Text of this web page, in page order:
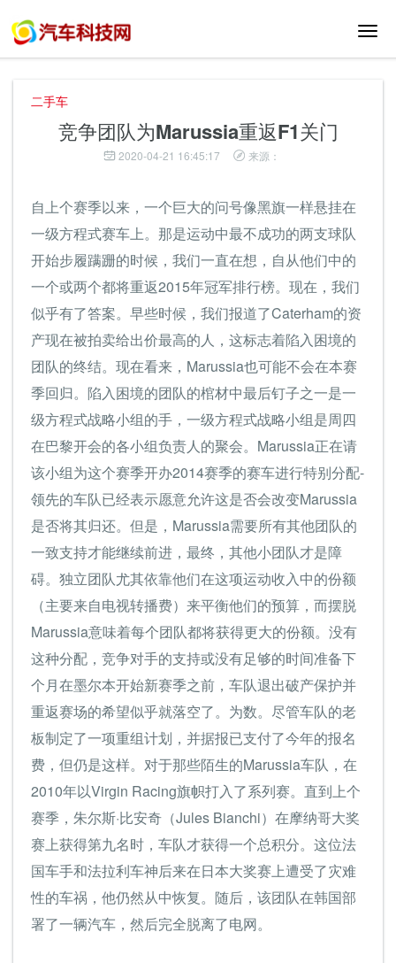
切
二手车
竞争团队为Marussia重返F1关门
2020-04-21 16:45:17 来源：
自上个赛季以来，一个巨大的问号像黑旗一样悬挂在
一级方程式赛车上。那是运动中最不成功的两支球队
开始步履蹒跚的时候，我们一直在想，自从他们中的
一个或两个都将重返2015年冠军排行榜。现在，我们
似乎有了答案。早些时候，我们报道了Caterham的资
产现在被拍卖给出价最高的人，这标志着陷入困境的
团队的终结。现在看来，Marussia也可能不会在本赛
季回归。陷入困境的团队的棺材中最后钉子之一是一
级方程式战略小组的手，一级方程式战略小组是周四
在巴黎开会的各小组负责人的聚会。Marussia正在请
该小组为这个赛季开办2014赛季的赛车进行特别分配-
领先的车队已经表示愿意允许这是否会改变Marussia
是否将其归还。但是，Marussia需要所有其他团队的
一致支持才能继续前进，最终，其他小团队才是障
碍。独立团队尤其依靠他们在这项运动收入中的份额
（主要来自电视转播费）来平衡他们的预算，而摆脱
Marussia意味着每个团队都将获得更大的份额。没有
这种分配，竞争对手的支持或没有足够的时间准备下
个月在墨尔本开始新赛季之前，车队退出破产保护并
重返赛场的希望似乎就落空了。为数。尽管车队的老
板制定了一项重组计划，并据报已支付了今年的报名
费，但仍是这样。对于那些陌生的Marussia车队，在
2010年以Virgin Racing旗帜打入了系列赛。直到上个
赛季，朱尔斯·比安奇（Jules Bianchi）在摩纳哥大奖
赛上获得第九名时，车队才获得一个总积分。这位法
国车手和法拉利车神后来在日本大奖赛上遭受了灾难
性的车祸，他仍然从中恢复。随后，该团队在韩国部
署了一辆汽车，然后完全脱离了电网。